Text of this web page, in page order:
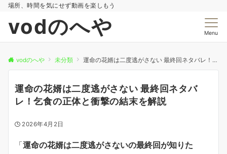
場所、時間を気にせず動画を楽しもう
vodのへや Menu
vodのへや 未分類 運命の花婿は二度逃がさない 最終回ネタバレ！乞食の正体と衝撃の結末を解説
運命の花婿は二度逃がさない 最終回ネタバ
レ！乞食の正体と衝撃の結末を解説
2026年4月2日
「運命の花婿は二度逃がさないの最終回が知りた